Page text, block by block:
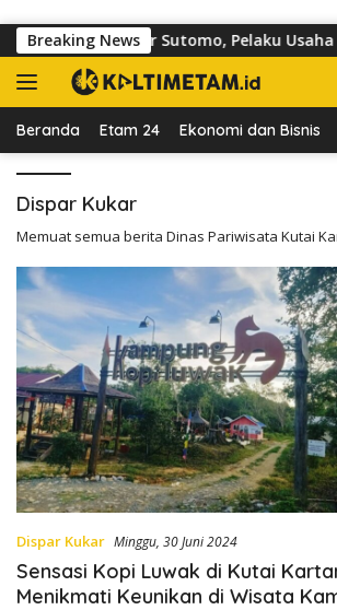
Breaking News
di Jalan dr Sutomo, Pelaku Usaha
Beranda Etam 24 Ekonomi dan Bisnis
Dispar Kukar
Memuat semua berita Dinas Pariwisata Kutai
Dispar Kukar Minggu, 30 Juni 2024
Sensasi Kopi Luwak di Kutai
Menikmati Keunikan di Wisata